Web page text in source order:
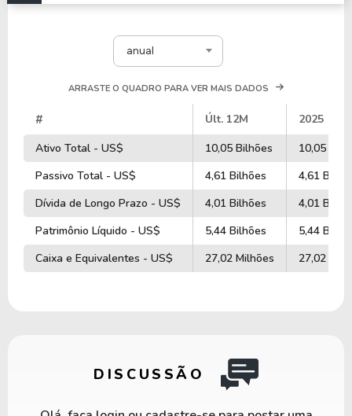
anual
ARRASTE O QUADRO PARA VER MAIS DADOS
# Últ. 12M
2025
Ativo Total - US$
10,05 Bilhões
10,05
Passivo Total - US$
4,61 Bilhões
4,61
Dívida de Longo Prazo - US$
4,01 Bilhões
4,01
Patrimônio Líquido - US$
5,44 Bilhões
5,44
Caixa e Equivalentes - US$
27,02 Milhões 27,02
DISCUSSÃO